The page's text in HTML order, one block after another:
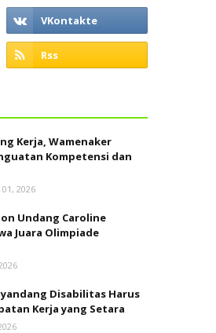
Kerja, Wamenaker
Kompetensi dan
2026
Undang Caroline
Juara Olimpiade
Disabilitas Harus
Kerja yang Setara